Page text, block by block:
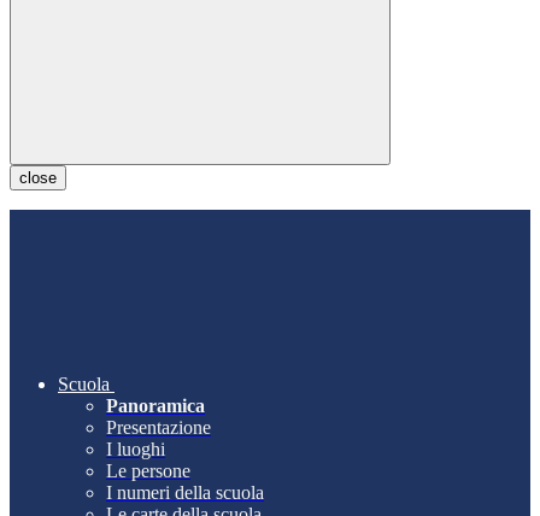
close
Scuola
Panoramica
Presentazione
I luoghi
Le persone
I numeri della scuola